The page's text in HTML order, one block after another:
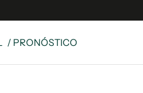
/ PRONÓSTICO